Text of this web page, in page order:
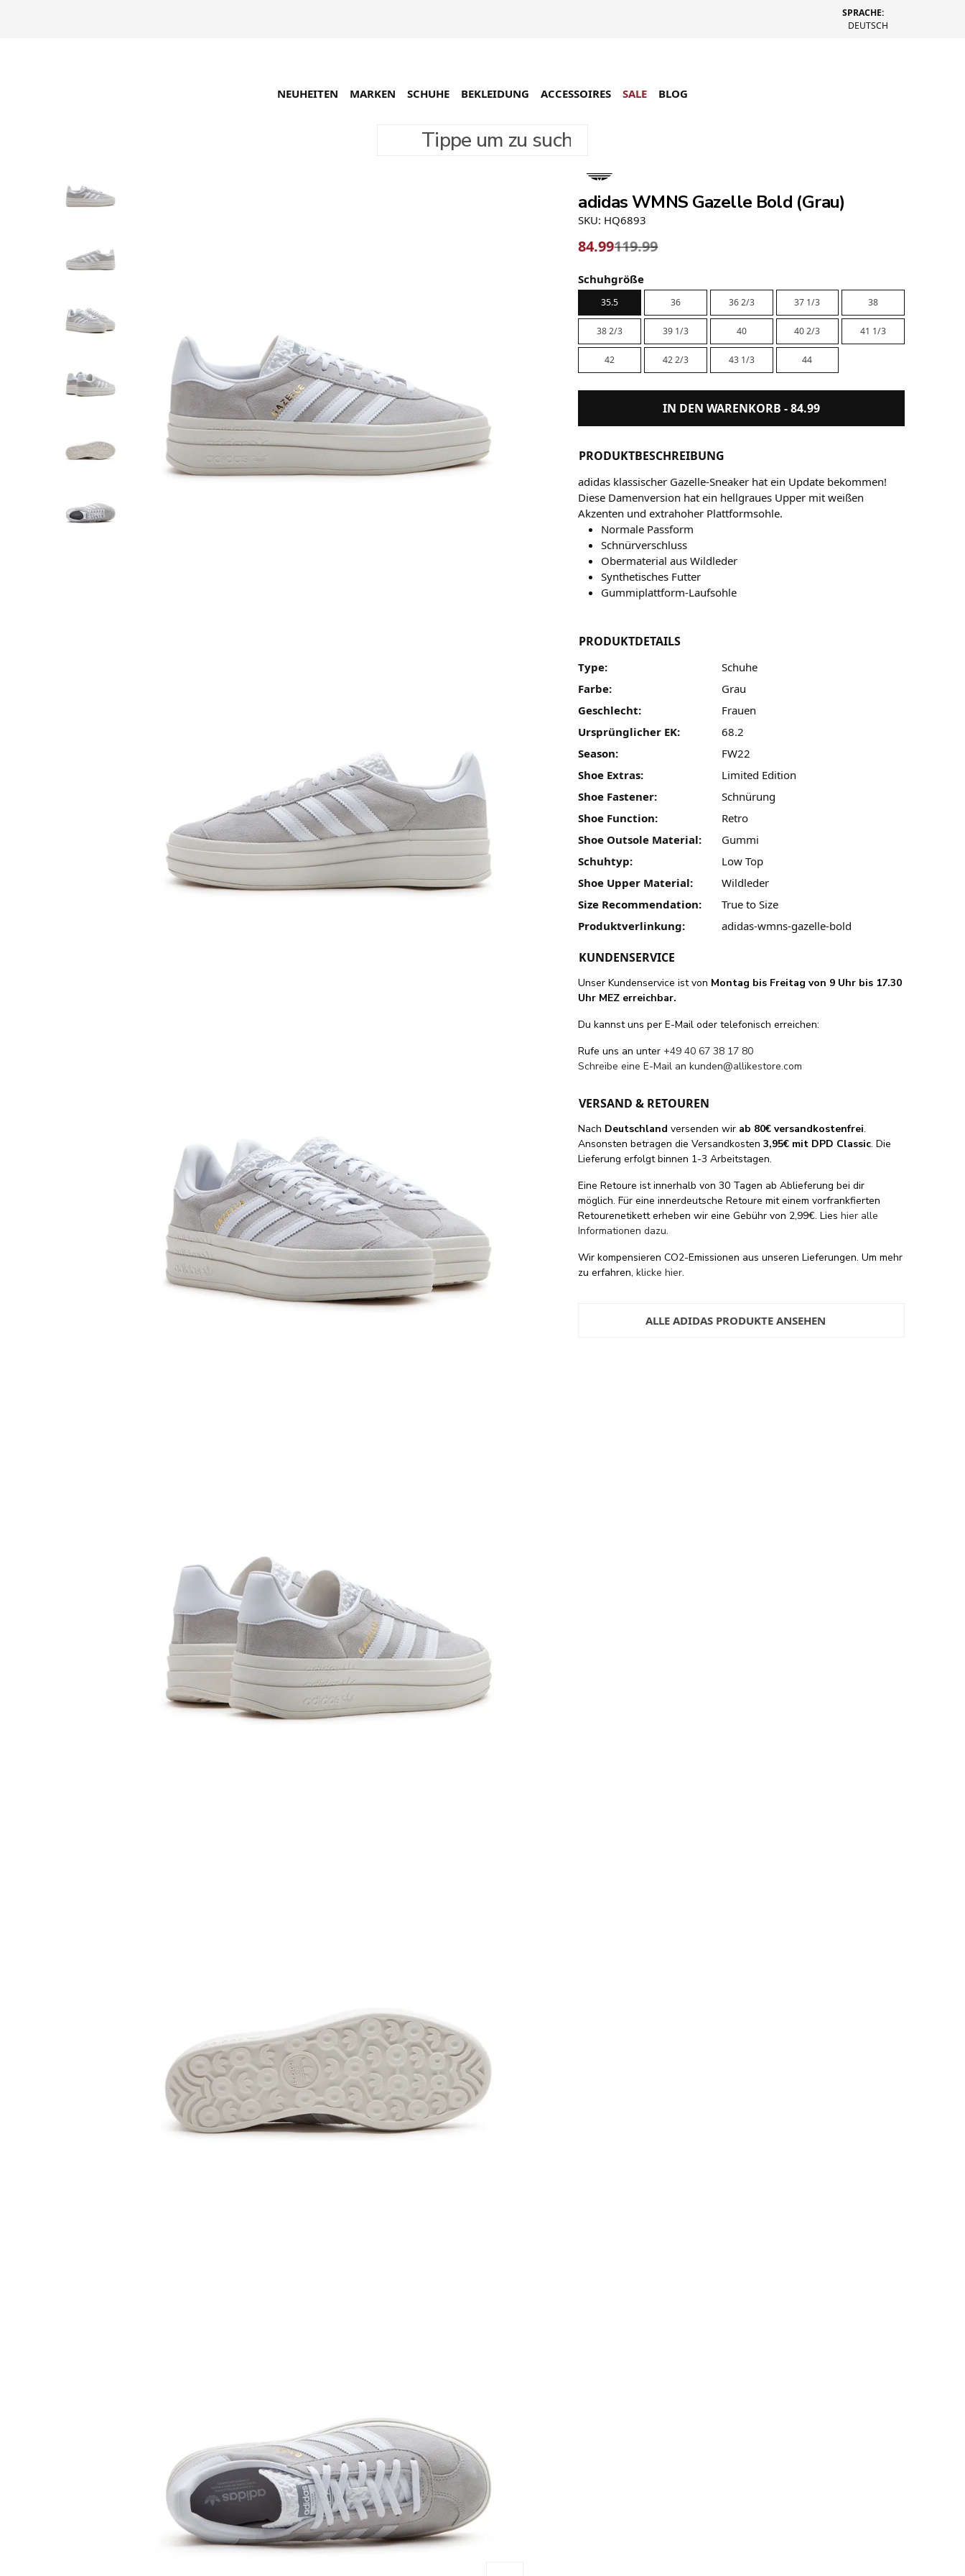
SPRACHE:
DEUTSCH
Tippe um zu suchen
NEUHEITEN MARKEN SCHUHE BEKLEIDUNG ACCESSOIRES SALE BLOG
adidas WMNS Gazelle Bold (Grau)
SKU: HQ6893
84.99119.99
Schuhgröße
35.5 36 36 2/3 37 1/3 38
38 2/3 39 1/3 40 40 2/3 41 1/3
42 42 2/3 43 1/3 44
IN DEN WARENKORB -84.99
PRODUKTBESCHREIBUNG
adidas klassischer Gazelle-Sneaker hat ein Update bekommen!
Diese Damenversion hat ein hellgraues Upper mit weißen
Akzenten und extrahoher Plattformsohle.
Normale Passform
Schnürverschluss
Obermaterial aus Wildleder
Synthetisches Futter
Gummiplattform-Laufsohle
PRODUKTDETAILS
Type:
Schuhe
Farbe:
Grau
Geschlecht:
Frauen
Ursprünglicher EK:
68.2
Season:
FW22
Shoe Extras:
Limited Edition
Shoe Fastener:
Schnürung
Shoe Function:
Retro
Shoe Outsole Material:
Gummi
Schuhtyp:
Low Top
Shoe Upper Material:
Wildleder
Size Recommendation:
True to Size
Produktverlinkung:
adidas-wmns-gazelle-bold
KUNDENSERVICE
Unser Kundenservice ist von Montag bis Freitag von 9 Uhr bis 17.30
Uhr MEZ erreichbar.
Du kannst uns per E-Mail oder telefonisch erreichen:
Rufe uns an unter+49 40 67 38 17 80
Schreibe eine E-Mail ankunden@allikestore.com
VERSAND & RETOUREN
Nach Deutschland versenden wir ab 80€ versandkostenfrei.
Ansonsten betragen die Versandkosten3,95€ mit DPD Classic. Die
Lieferung erfolgt binnen 1-3 Arbeitstagen.
Eine Retoure ist innerhalb von 30 Tagen ab Ablieferung bei dir
möglich. Für eine innerdeutsche Retoure mit einem vorfrankfierten
Retourenetikett erheben wir eine Gebühr von 2,99€. Lieshier alle
Informationen dazu.
Wir kompensieren CO2-Emissionen aus unseren Lieferungen. Um mehr
zu erfahren,klicke hier.
ALLE ADIDAS PRODUKTE ANSEHEN